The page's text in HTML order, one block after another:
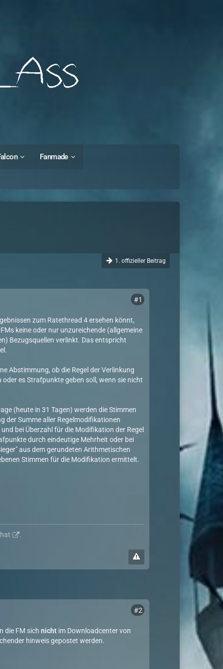
Fanmade
1. offizieller Beitrag
#1
zum Ratethread 4 ersehen könnt,
keine oder nur unzureichende (allgemeine
Bezugsquellen verlinkt. Das entspricht
Abstimmung, ob die Regel der Verlinkung
es Strafpunkte geben soll, wenn sie nicht
(heute in 31 Tagen) werden die Stimmen
der Summe aller Regelmodifikationen
bei Überzahl für die Modifikation der Regel
durch eindeutige Mehrheit oder bei
aus dem gerundeten Arithmetischen
Stimmen für die Modifikation ermittelt.
.
#2
die FM sichnicht im Downloadcenter von
hinweis gepostet werden.